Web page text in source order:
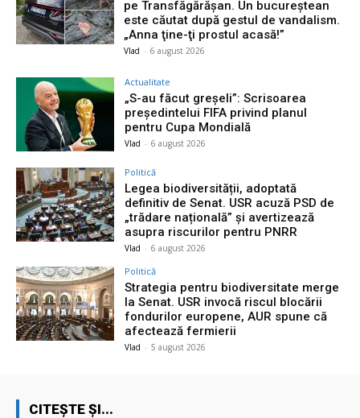
pe Transfăgărășan. Un bucureștean
este căutat după gestul de vandalism.
„Anna ţine-ţi prostul acasă!”
Vlad - 6 august 2026
Actualitate
„S-au făcut greșeli”: Scrisoarea
președintelui FIFA privind planul
pentru Cupa Mondială
Vlad - 6 august 2026
Politică
Legea biodiversității, adoptată
definitiv de Senat. USR acuză PSD de
„trădare națională” și avertizează
asupra riscurilor pentru PNRR
Vlad - 6 august 2026
Politică
Strategia pentru biodiversitate merge
la Senat. USR invocă riscul blocării
fondurilor europene, AUR spune că
afectează fermierii
Vlad - 5 august 2026
CITEȘTE ȘI...